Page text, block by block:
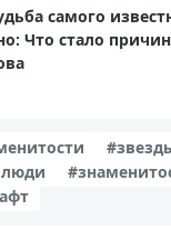
самого
Что стало
люди